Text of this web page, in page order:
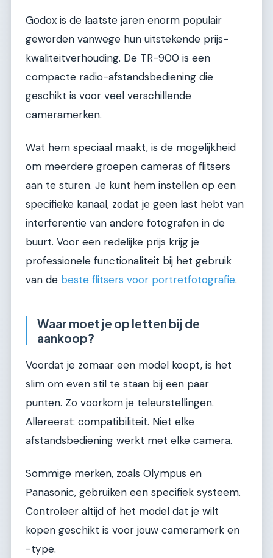
Godox is de laatste jaren enorm populair
geworden vanwege hun uitstekende prijs-
kwaliteitverhouding. De TR-900 is een
compacte radio-afstandsbediening die
geschikt is voor veel verschillende
cameramerken.
Wat hem speciaal maakt, is de mogelijkheid
om meerdere groepen cameras of flitsers
aan te sturen. Je kunt hem instellen op een
specifieke kanaal, zodat je geen last hebt van
interferentie van andere fotografen in de
buurt. Voor een redelijke prijs krijg je
professionele functionaliteit bij het gebruik
van de beste flitsers voor portretfotografie.
Waar moet je op letten bij de
aankoop?
Voordat je zomaar een model koopt, is het
slim om even stil te staan bij een paar
punten. Zo voorkom je teleurstellingen.
Allereerst: compatibiliteit. Niet elke
afstandsbediening werkt met elke camera.
Sommige merken, zoals Olympus en
Panasonic, gebruiken een specifiek systeem.
Controleer altijd of het model dat je wilt
kopen geschikt is voor jouw cameramerk en
-type.